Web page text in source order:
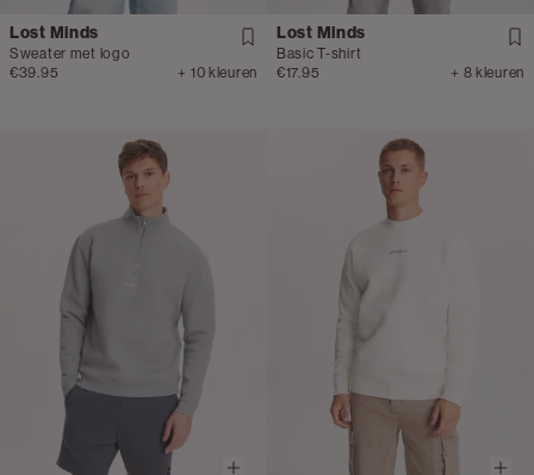
Lost Minds
Sweater met logo
€39.95
+ 10 kleuren
Lost Minds
Basic T-shirt
€17.95
+ 8 kleuren